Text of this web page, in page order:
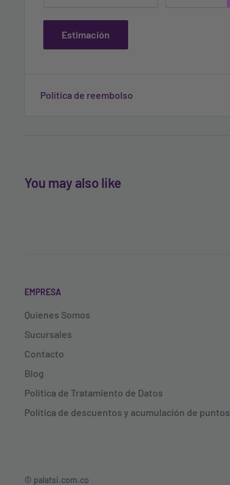
Estimación
Política de reembolso
You may also like
EMPRESA
Quienes Somos
Sucursales
Contacto
Blog
Política de Tratamiento de Datos
Política de descuentos y acumulación de puntos
© palatsi.com.co